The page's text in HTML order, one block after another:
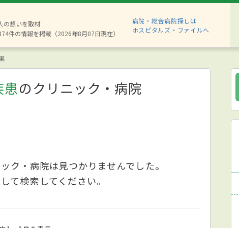
の想いを取材
件の情報を掲載（2026年8月07日現在）
病院・総合病院探しは
ホスピタルズ・ファイルへ
のクリニック・病院
ク・病院は見つかりませんでした。
て検索してください。